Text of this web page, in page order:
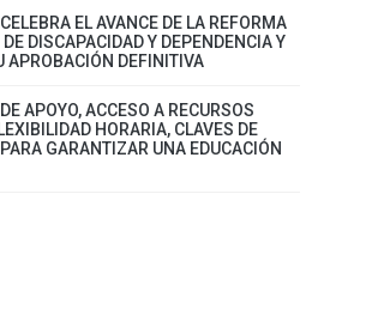
EL AVANCE DE LA REFORMA
DE DISCAPACIDAD Y DEPENDENCIA Y
APROBACIÓN DEFINITIVA
APOYO, ACCESO A RECURSOS
HORARIA, CLAVES DE
GARANTIZAR UNA EDUCACIÓN